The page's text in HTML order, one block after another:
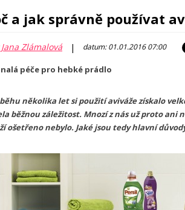
a jak správně používat
Jana Zlámalová | datum: 01.01.2016 07:00
péče pro hebké prádlo
několika let si použití aviváže získalo
běžnou záležitost. Mnozí z nás už proto
ošetřeno nebylo. Jaké jsou tedy hlavní